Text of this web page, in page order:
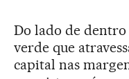
Do lado de
verde que
capital nas